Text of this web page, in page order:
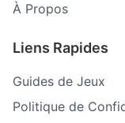
À Propos
Liens Rapides
Guides de Jeux
Politique de